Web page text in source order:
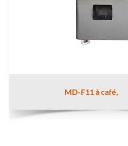
MD-F11 à café,